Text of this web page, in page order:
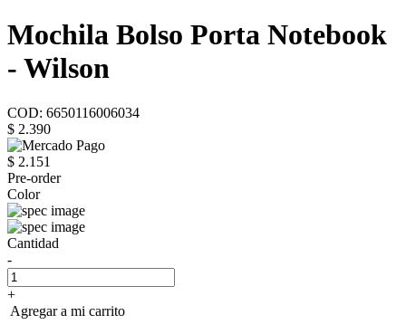
Mochila Bolso Porta Notebook
- Wilson
COD: 6650116006034
$ 2.390
$ 2.151
Pre-order
Color
Cantidad
-
+
Agregar a mi carrito